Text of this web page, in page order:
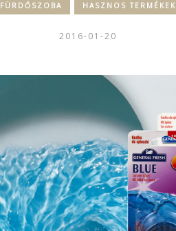
FÜRDŐSZOBA HASZNOS TERMÉKEK
2016-01-20